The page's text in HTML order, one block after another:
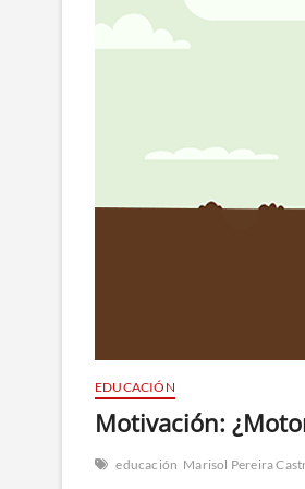
EDUCACIÓN
Motivación:
educación Marisol Pereira